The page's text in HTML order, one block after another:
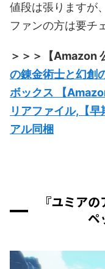
値段は張りますが
ファンの方は要チ
＞＞＞【Amazon
の錬金術士と幻創
ボックス 【
リアファイル,【
アル同梱
『ユミア
ペ